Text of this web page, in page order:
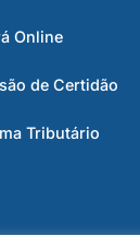
Online
de Certidão
Tributário